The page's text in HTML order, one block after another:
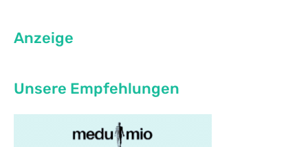
Anzeige
Unsere Empfehlungen